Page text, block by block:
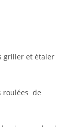
griller et étaler
roulées de